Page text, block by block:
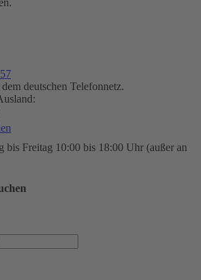
deutschen Telefonnetz.
bis Freitag 10:00 bis 18:00 Uhr (außer an